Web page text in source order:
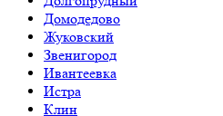
Домодедово
Жуковский
Звенигород
Ивантеевка
Истра
Клин